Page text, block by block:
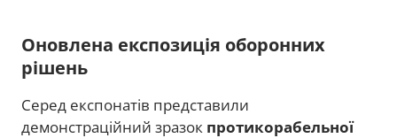
Оновлена експозиція оборонних
рішень
Серед експонатів представили
демонстраційний зразок протикорабельної